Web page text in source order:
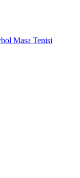
Masa Tenisi